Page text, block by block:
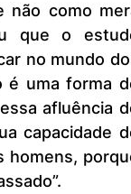
não como
que o
no mundo
é uma forma
afluência
capacidade
homens,